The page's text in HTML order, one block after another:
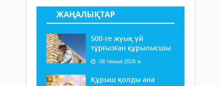
ЖАҢАЛЫҚТАР
500-ге жуық үй
тұрғызған құрылысшы
08 тамыз 2026 ж.
Құрыш қолды ана